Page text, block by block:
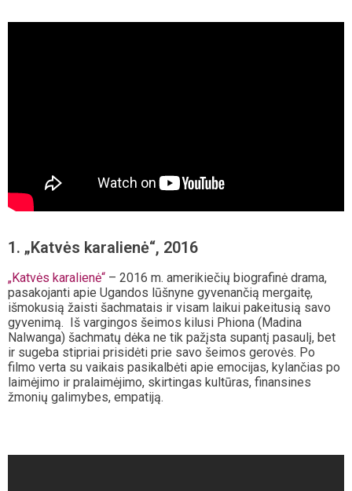
1. „Katvės karalienė“, 2016
„Katvės karalienė“ – 2016 m. amerikiečių biografinė drama,
pasakojanti apie Ugandos lūšnyne gyvenančią mergaitę,
išmokusią žaisti šachmatais ir visam laikui pakeitusią savo
gyvenimą. Iš vargingos šeimos kilusi Phiona (Madina
Nalwanga) šachmatų dėka ne tik pažįsta supantį pasaulį, bet
ir sugeba stipriai prisidėti prie savo šeimos gerovės. Po
filmo verta su vaikais pasikalbėti apie emocijas, kylančias po
laimėjimo ir pralaimėjimo, skirtingas kultūras, finansines
žmonių galimybes, empatiją.